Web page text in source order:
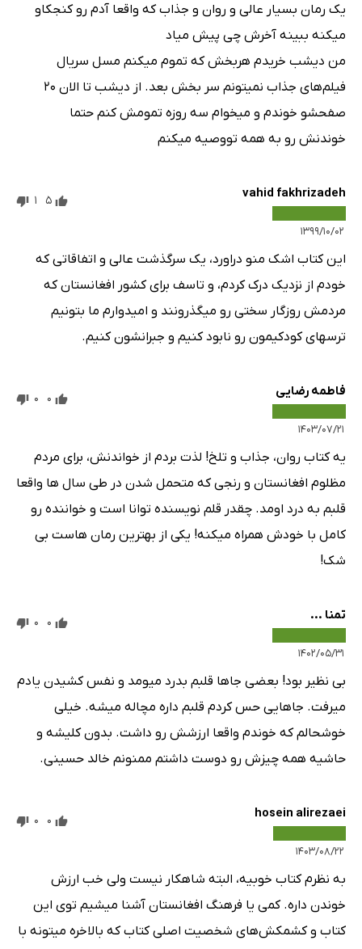
یک رمان بسیار عالی و روان و جذاب که واقعا آدم رو کنجکاو
میکنه ببینه آخرش چی پیش میاد
من دیشب خریدم هربخش که تموم میکنم مسل سریال
فیلم‌های جذاب نمیتونم سر بخش بعد. از دیشب تا الان ۲۰
صفحشو خوندم و میخوام سه روزه تمومش کنم حتما
خوندنش رو به همه تووصیه میکنم
vahid fakhrizadeh
۱۳۹۹/۱۰/۰۲
5
1
این کتاب اشک منو دراورد، یک سرگذشت عالی و اتفاقاتی که
خودم از نزدیک درک کردم، و تاسف برای کشور افغانستان که
مردمش روزگار سختی رو میگذرونند و امیدوارم ما بتونیم
ترسهای کودکیمون رو نابود کنیم و جبرانشون کنیم.
فاطمه رضایی
۱۴۰۳/۰۷/۲۱
0
0
یه کتاب روان، جذاب و تلخ! لذت بردم از خواندنش، برای مردم
مظلوم افغانستان و رنجی که متحمل شدن در طی سال ها واقعا
قلبم به درد اومد. چقدر قلم نویسنده توانا است و خواننده رو
کامل با خودش همراه میکنه! یکی از بهترین رمان هاست بی
شک!
تمنا ...
۱۴۰۲/۰۵/۳۱
0
0
بی نظیر بود! بعضی جاها قلبم بدرد میومد و نفس کشیدن یادم
میرفت. جاهایی حس کردم قلبم داره مچاله میشه. خیلی
خوشحالم که خوندم واقعا ارزشش رو داشت. بدون کلیشه و
حاشیه همه چیزش رو دوست داشتم ممنونم خالد حسینی.
hosein alirezaei
۱۴۰۳/۰۸/۲۲
0
0
به نظرم کتاب خوبیه، البته شاهکار نیست ولی خب ارزش
خوندن داره. کمی یا فرهنگ افغانستان آشنا میشیم توی این
کتاب و کشمکش‌های شخصیت اصلی کتاب که بالاخره میتونه با